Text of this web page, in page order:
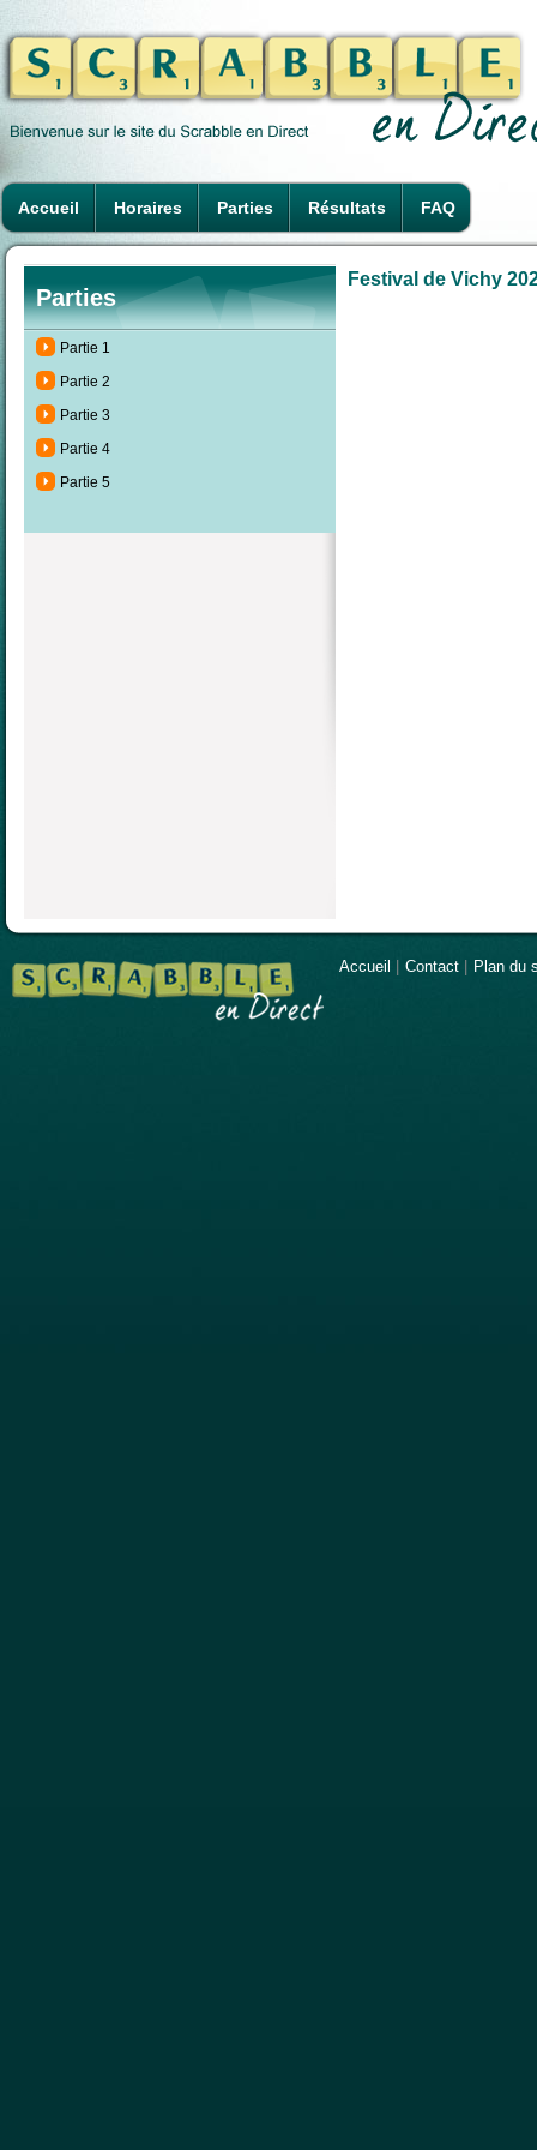
Accueil Horaires Parties Résultats FAQ
Parties
Partie 1
Partie 2
Partie 3
Partie 4
Partie 5
Festival de Vichy
Accueil Contact Plan du